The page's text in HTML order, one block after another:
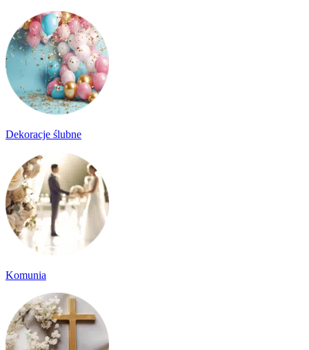
Dekoracje ślubne
Komunia